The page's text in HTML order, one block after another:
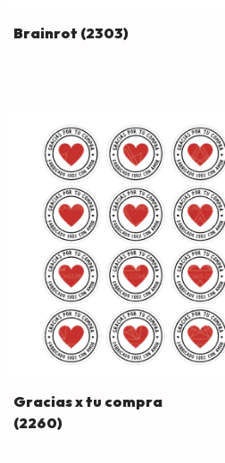
Brainrot (2303)
Gracias x tu compra
(2260)